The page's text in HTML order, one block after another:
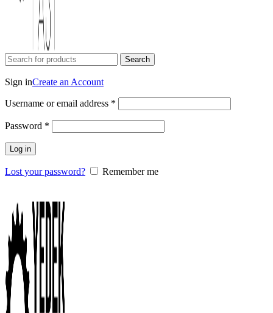
Search
Sign inCreate an Account
Username or email address *
Password *
Log in
Lost your password?
Remember me